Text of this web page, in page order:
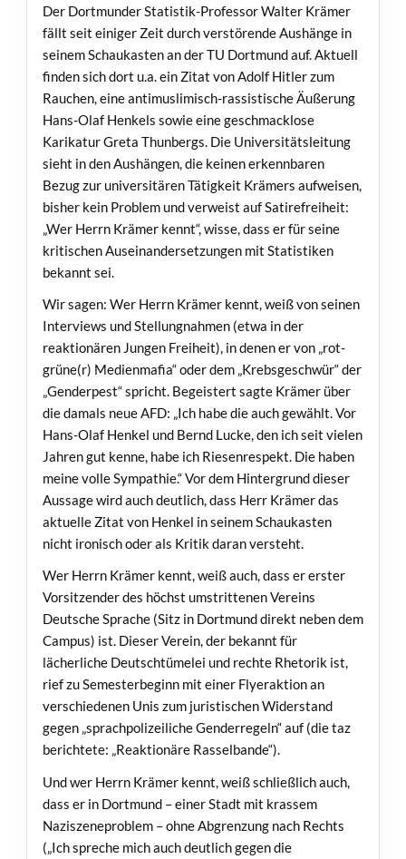
Der Dortmunder Statistik-Professor Walter Krämer
fällt seit einiger Zeit durch verstörende Aushänge in
seinem Schaukasten an der TU Dortmund auf. Aktuell
finden sich dort u.a. ein Zitat von Adolf Hitler zum
Rauchen, eine antimuslimisch-rassistische Äußerung
Hans-Olaf Henkels sowie eine geschmacklose
Karikatur Greta Thunbergs. Die Universitätsleitung
sieht in den Aushängen, die keinen erkennbaren
Bezug zur universitären Tätigkeit Krämers aufweisen,
bisher kein Problem und verweist auf Satirefreiheit:
„Wer Herrn Krämer kennt“, wisse, dass er für seine
kritischen Auseinandersetzungen mit Statistiken
bekannt sei.
Wir sagen: Wer Herrn Krämer kennt, weiß von seinen
Interviews und Stellungnahmen (etwa in der
reaktionären Jungen Freiheit), in denen er von „rot-
grüne(r) Medienmafia“ oder dem „Krebsgeschwür“ der
„Genderpest“ spricht. Begeistert sagte Krämer über
die damals neue AFD: „Ich habe die auch gewählt. Vor
Hans-Olaf Henkel und Bernd Lucke, den ich seit vielen
Jahren gut kenne, habe ich Riesenrespekt. Die haben
meine volle Sympathie.“ Vor dem Hintergrund dieser
Aussage wird auch deutlich, dass Herr Krämer das
aktuelle Zitat von Henkel in seinem Schaukasten
nicht ironisch oder als Kritik daran versteht.
Wer Herrn Krämer kennt, weiß auch, dass er erster
Vorsitzender des höchst umstrittenen Vereins
Deutsche Sprache (Sitz in Dortmund direkt neben dem
Campus) ist. Dieser Verein, der bekannt für
lächerliche Deutschtümelei und rechte Rhetorik ist,
rief zu Semesterbeginn mit einer Flyeraktion an
verschiedenen Unis zum juristischen Widerstand
gegen „sprachpolizeiliche Genderregeln“ auf (die taz
berichtete: „Reaktionäre Rasselbande“).
Und wer Herrn Krämer kennt, weiß schließlich auch,
dass er in Dortmund – einer Stadt mit krassem
Naziszeneproblem – ohne Abgrenzung nach Rechts
(„Ich spreche mich auch deutlich gegen die